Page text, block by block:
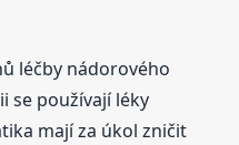
léčby nádorového
se používají léky
mají za úkol zničit